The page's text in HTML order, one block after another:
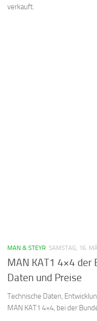
verkauft.
MAN & STEYR SAMSTAG, 16.
MAN KAT1 4×4 der
Daten und Preise
Technische Daten,
MAN KAT1 4×4, bei der